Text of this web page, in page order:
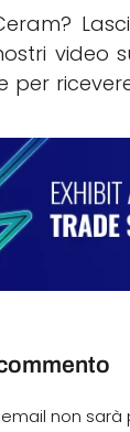
video
per
email non